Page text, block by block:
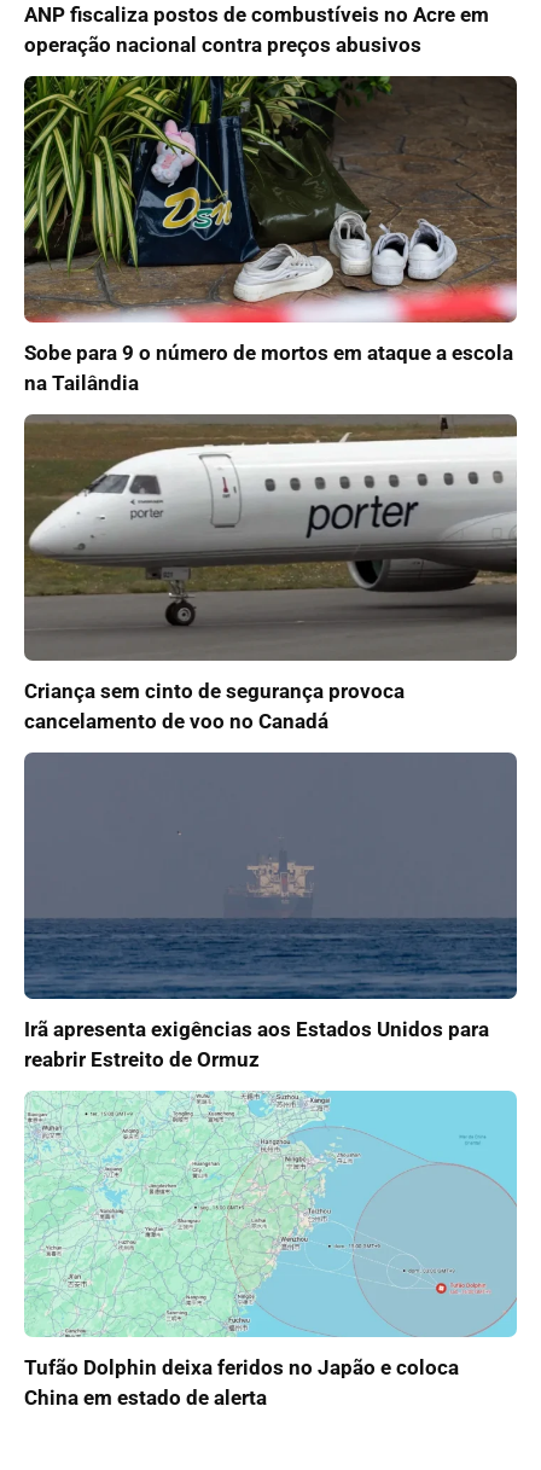
ANP fiscaliza postos de combustíveis no Acre em
operação nacional contra preços abusivos
Sobe para 9 o número de mortos em ataque a escola
na Tailândia
Criança sem cinto de segurança provoca
cancelamento de voo no Canadá
Irã apresenta exigências aos Estados Unidos para
reabrir Estreito de Ormuz
Tufão Dolphin deixa feridos no Japão e coloca
China em estado de alerta